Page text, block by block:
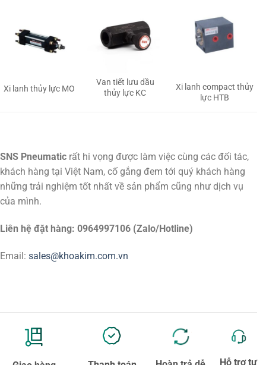
Xi lanh thủy lực MO
Van tiết lưu dầu
thủy lực KC
Xi lanh compact thủy
lực HTB
SNS Pneumatic rất hi vọng được làm việc cùng các đối tác,
khách hàng tại Việt Nam, cố gắng đem tới quý khách hàng
những trải nghiệm tốt nhất về sản phẩm cũng như dịch vụ
của mình.
Liên hệ đặt hàng: 0964997106 (Zalo/Hotline)
Email: sales@khoakim.com.vn
Hỗ trợ tư